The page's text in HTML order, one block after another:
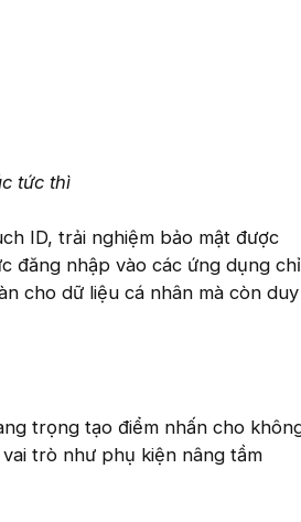
tức thì
ID, trải nghiệm bảo mật được
đăng nhập vào các ứng dụng chỉ
cho dữ liệu cá nhân mà còn duy
trọng tạo điểm nhấn cho
trò như phụ kiện nâng tầm